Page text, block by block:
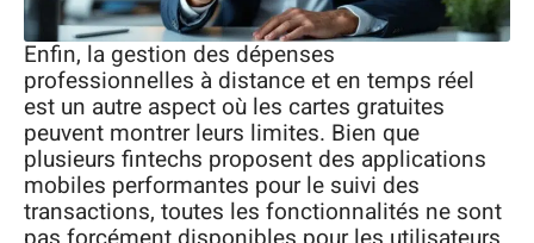
Enfin, la gestion des dépenses
professionnelles à distance et en temps réel
est un autre aspect où les cartes gratuites
peuvent montrer leurs limites. Bien que
plusieurs fintechs proposent des applications
mobiles performantes pour le suivi des
transactions, toutes les fonctionnalités ne sont